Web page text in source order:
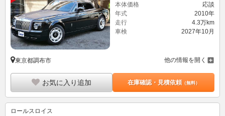
本体価格
応談
年式
2010年
走行
4.3万km
車検
2027年10月
東京都調布市 他の情報を開く
お気に入り追加 在庫確認・見積依頼（無料）
ロールスロイス